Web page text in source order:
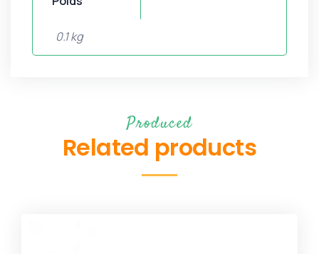
0.1 kg
Produced
Related products